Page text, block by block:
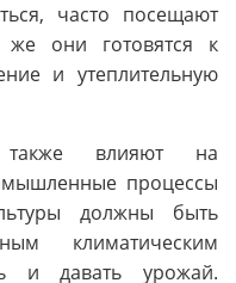
часто посещают
они готовятся к
и утеплительную
также влияют на
процессы
должны быть
климатическим
и давать урожай.